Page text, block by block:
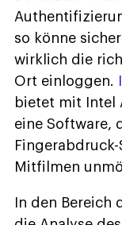
so könne
wirklich die
Ort einloggen.
bietet mit Intel
eine Software,
Mitfilmen
In den